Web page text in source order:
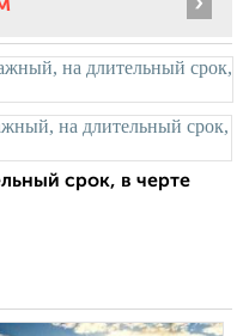
срок, в черте